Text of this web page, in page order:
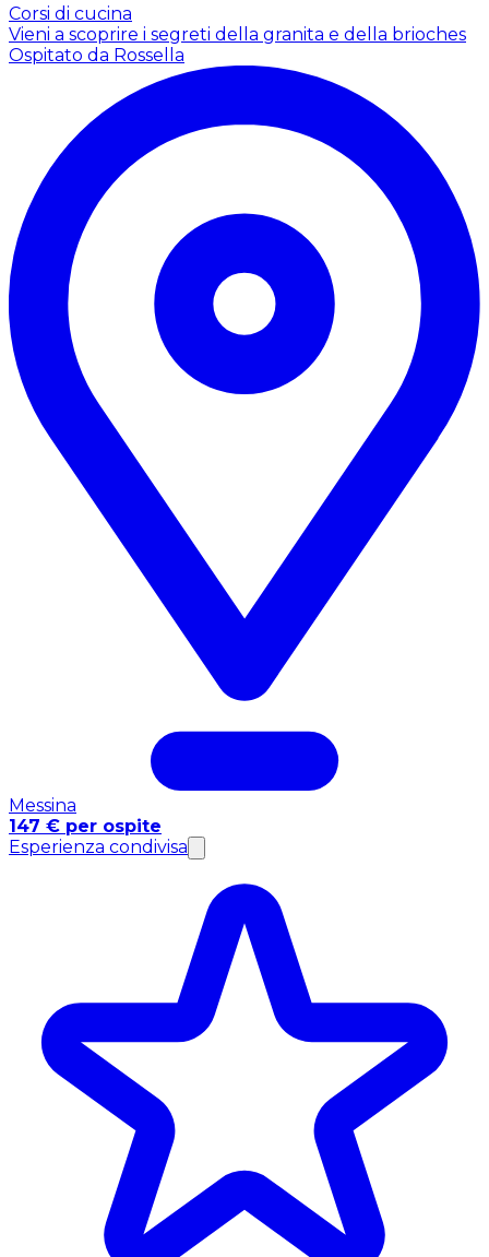
Corsi di cucina
Vieni a scoprire i segreti della granita e della brioches
Ospitato da Rossella
Messina
147 € per ospite
Esperienza condivisa